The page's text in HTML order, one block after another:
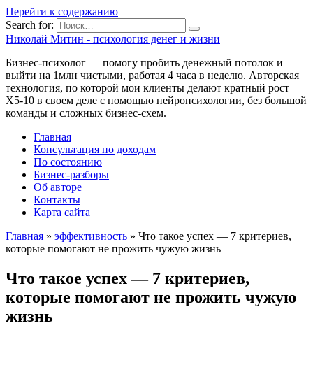
Перейти к содержанию
Search for:
Николай Митин - психология денег и жизни
Бизнес-психолог — помогу пробить денежный потолок и
выйти на 1млн чистыми, работая 4 часа в неделю. Авторская
технология, по которой мои клиенты делают кратный рост
Х5-10 в своем деле с помощью нейропсихологии, без большой
команды и сложных бизнес-схем.
Главная
Консультация по доходам
По состоянию
Бизнес-разборы
Об авторе
Контакты
Карта сайта
Главная » эффективность » Что такое успех — 7 критериев,
которые помогают не прожить чужую жизнь
Что такое успех — 7 критериев,
которые помогают не прожить чужую
жизнь